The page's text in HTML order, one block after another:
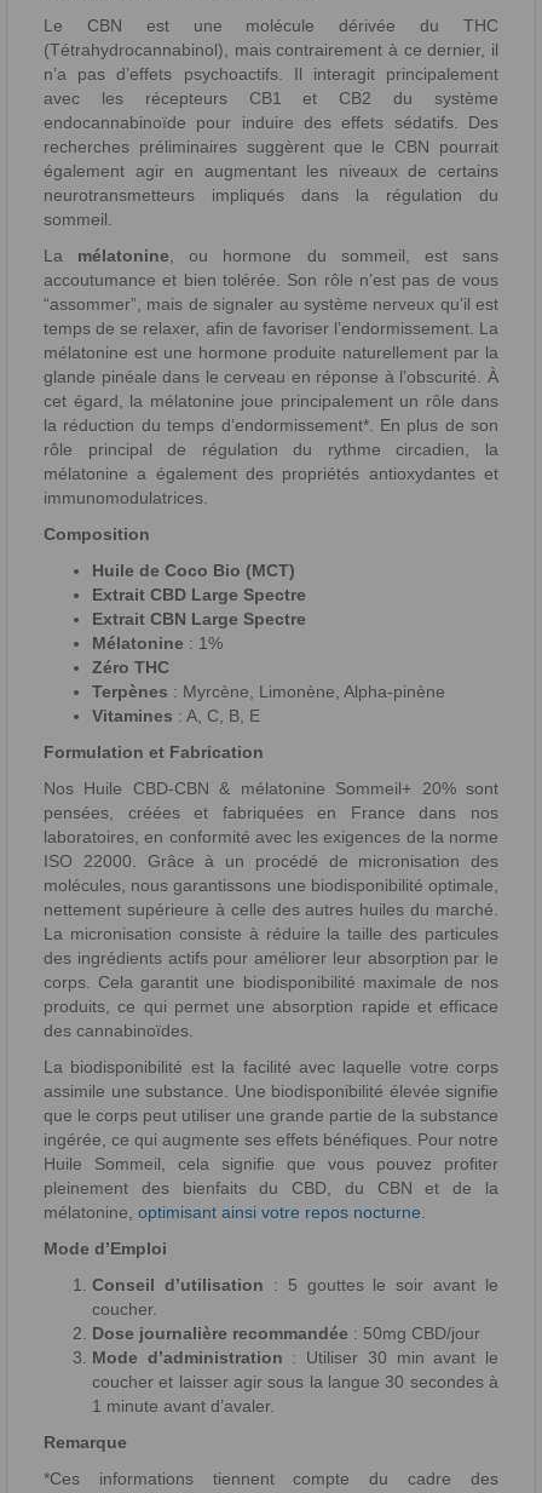
Le CBN est une molécule dérivée du THC
(Tétrahydrocannabinol), mais contrairement à ce dernier, il
n’a pas d’effets psychoactifs. Il interagit principalement
avec les récepteurs CB1 et CB2 du système
endocannabinoïde pour induire des effets sédatifs. Des
recherches préliminaires suggèrent que le CBN pourrait
également agir en augmentant les niveaux de certains
neurotransmetteurs impliqués dans la régulation du
sommeil.
La mélatonine , ou hormone du sommeil, est sans
accoutumance et bien tolérée. Son rôle n’est pas de vous
“assommer”, mais de signaler au système nerveux qu’il est
temps de se relaxer, afin de favoriser l’endormissement. La
mélatonine est une hormone produite naturellement par la
glande pinéale dans le cerveau en réponse à l’obscurité. À
cet égard, la mélatonine joue principalement un rôle dans
la réduction du temps d’endormissement*. En plus de son
rôle principal de régulation du rythme circadien, la
mélatonine a également des propriétés antioxydantes et
immunomodulatrices.
Composition
Huile de Coco Bio (MCT)
Extrait CBD Large Spectre
Extrait CBN Large Spectre
Mélatonine : 1%
Zéro THC
Terpènes : Myrcène, Limonène, Alpha-pinène
Vitamines : A, C, B, E
Formulation et Fabrication
Nos Huile CBD-CBN & mélatonine Sommeil+ 20% sont
pensées, créées et fabriquées en France dans nos
laboratoires, en conformité avec les exigences de la norme
ISO 22000. Grâce à un procédé de micronisation des
molécules, nous garantissons une biodisponibilité optimale,
nettement supérieure à celle des autres huiles du marché.
La micronisation consiste à réduire la taille des particules
des ingrédients actifs pour améliorer leur absorption par le
corps. Cela garantit une biodisponibilité maximale de nos
produits, ce qui permet une absorption rapide et efficace
des cannabinoïdes.
La biodisponibilité est la facilité avec laquelle votre corps
assimile une substance. Une biodisponibilité élevée signifie
que le corps peut utiliser une grande partie de la substance
ingérée, ce qui augmente ses effets bénéfiques. Pour notre
Huile Sommeil, cela signifie que vous pouvez profiter
pleinement des bienfaits du CBD, du CBN et de la
mélatonine, optimisant ainsi votre repos nocturne.
Mode d’Emploi
Conseil d’utilisation : 5 gouttes le soir avant le
coucher.
Dose journalière recommandée : 50mg CBD/jour
Mode d’administration : Utiliser 30 min avant le
coucher et laisser agir sous la langue 30 secondes à
1 minute avant d’avaler.
Remarque
*Ces informations tiennent compte du cadre des